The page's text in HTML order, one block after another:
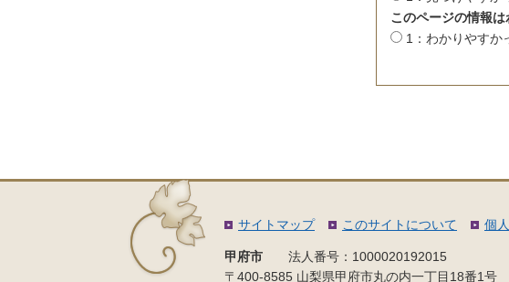
このページの情報
1：わかりやすか
サイトマップ このサイトについて 個
甲府市
法人番号：1000020192015
〒400-8585 山梨県甲府市丸の内一丁目18番1号